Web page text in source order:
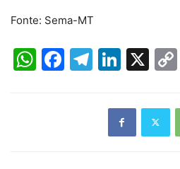
Fonte: Sema-MT
WhatsApp
Facebook
X